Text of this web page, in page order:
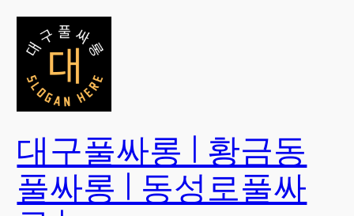
콘
가
기대구풀싸롱 | 황금동
풀싸롱 | 동성로풀싸